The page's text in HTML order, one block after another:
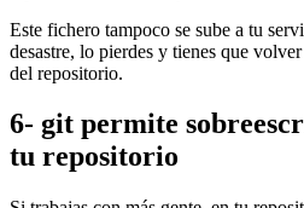
Este fichero tampoco se sube a tu
desastre, lo pierdes y tienes que
del repositorio.
6- git permite
tu repositorio